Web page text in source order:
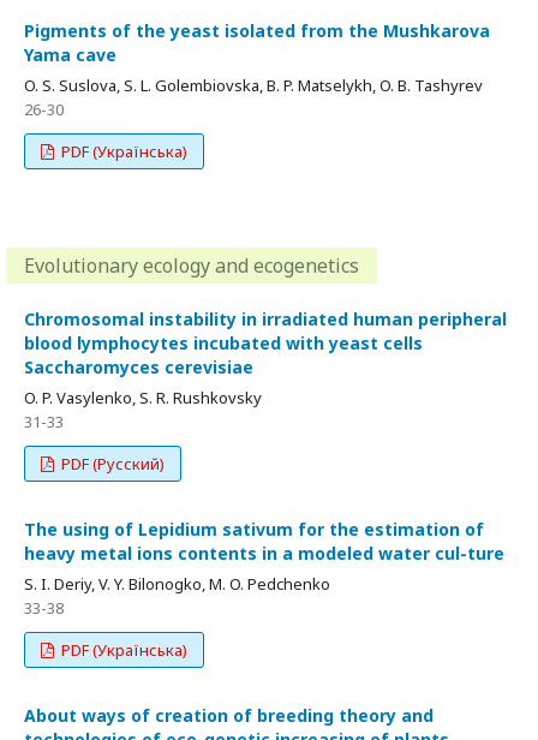
Pigments of the yeast isolated from the Mushkarova
Yama cave
O. S. Suslova, S. L. Golembiovska, B. P. Matselykh, O. B. Tashyrev
26-30
PDF (Українська)
Evolutionary ecology and ecogenetics
Chromosomal instability in irradiated human peripheral
blood lymphocytes incubated with yeast cells
Saccharomyces cerevisiae
O. P. Vasylenko, S. R. Rushkovsky
31-33
PDF (Русский)
The using of Lepidium sativum for the estimation of
heavy metal ions contents in a modeled water cul-ture
S. I. Deriy, V. Y. Bilonogko, M. O. Pedchenko
33-38
PDF (Українська)
About ways of creation of breeding theory and